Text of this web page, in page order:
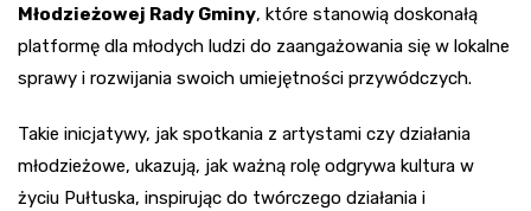
Młodzieżowej Rady Gminy, które stanowią doskonałą
platformę dla młodych ludzi do zaangażowania się w lokalne
sprawy i rozwijania swoich umiejętności przywódczych.
Takie inicjatywy, jak spotkania z artystami czy działania
młodzieżowe, ukazują, jak ważną rolę odgrywa kultura w
życiu Pułtuska, inspirując do twórczego działania i